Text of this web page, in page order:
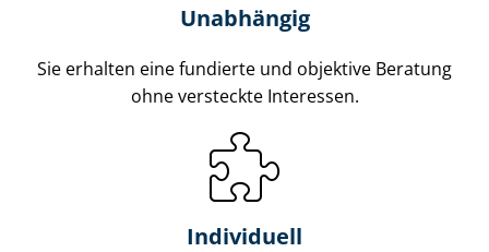
Unabhängig
Sie erhalten eine fundierte und objektive Beratung
ohne versteckte Interessen.
Individuell